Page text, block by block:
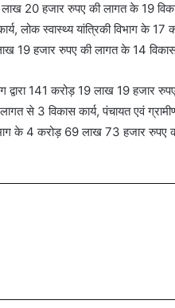
20 हजार रुपए की लागत के 19
लोक स्वास्थ्य यांत्रिकी विभाग के
19 हजार रुपए की लागत के 14 विकास
द्वारा 141 करोड़ 19 लाख 19 हजार
से 3 विकास कार्य, पंचायत एवं
के 4 करोड़ 69 लाख 73 हजार रुपए